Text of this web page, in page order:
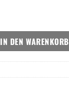
IN DEN WARENKORB